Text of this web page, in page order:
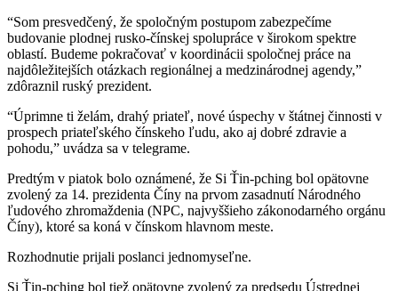
“Som presvedčený, že spoločným postupom zabezpečíme
budovanie plodnej rusko-čínskej spolupráce v širokom spektre
oblastí. Budeme pokračovať v koordinácii spoločnej práce na
najdôležitejších otázkach regionálnej a medzinárodnej agendy,”
zdôraznil ruský prezident.
“Úprimne ti želám, drahý priateľ, nové úspechy v štátnej činnosti v
prospech priateľského čínskeho ľudu, ako aj dobré zdravie a
pohodu,” uvádza sa v telegrame.
Predtým v piatok bolo oznámené, že Si Ťin-pching bol opätovne
zvolený za 14. prezidenta Číny na prvom zasadnutí Národného
ľudového zhromaždenia (NPC, najvyššieho zákonodarného orgánu
Číny), ktoré sa koná v čínskom hlavnom meste.
Rozhodnutie prijali poslanci jednomyseľne.
Si Ťin-pching bol tiež opätovne zvolený za predsedu Ústrednej